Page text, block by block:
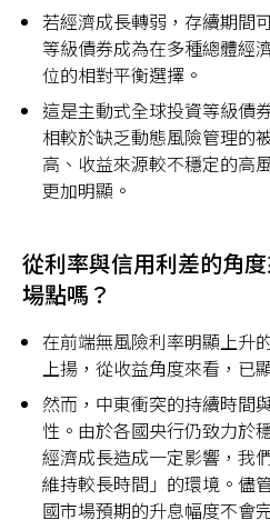
若經濟成長轉弱，存續期間
等級債券成為在多種總體經
位的相對平衡選擇。
這是主動式全球投資等級債
相較於缺乏動態風險管理的
高、收益來源較不穩定的高
更加明顯。
從利率與信用利差的角
場點嗎？
在前端無風險利率明顯上升
上揚，從收益角度來看，已
然而，中東衝突的持續時間
性。由於各國央行仍致力於
經濟成長造成一定影響，我
維持較長時間」的環境。儘
國市場預期的升息幅度不會